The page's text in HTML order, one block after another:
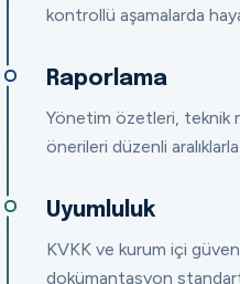
kontrollü aşamalarda
Raporlama
Yönetim özetleri, teknik
önerileri düzenli aralıklarla
Uyumluluk
KVKK ve kurum içi
dokümantasyon